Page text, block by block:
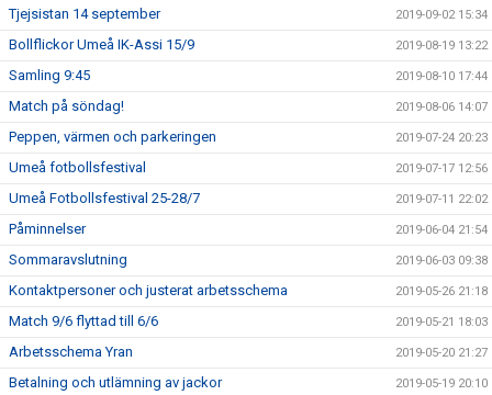
Tjejsistan 14 september 2019-09-02 15:34
Bollflickor Umeå IK-Assi 15/9 2019-08-19 13:22
Samling 9:45 2019-08-10 17:44
Match på söndag! 2019-08-06 14:07
Peppen, värmen och parkeringen 2019-07-24 20:23
Umeå fotbollsfestival 2019-07-17 12:56
Umeå Fotbollsfestival 25-28/7 2019-07-11 22:02
Påminnelser 2019-06-04 21:54
Sommaravslutning 2019-06-03 09:38
Kontaktpersoner och justerat arbetsschema 2019-05-26 21:18
Match 9/6 flyttad till 6/6 2019-05-21 18:03
Arbetsschema Yran 2019-05-20 21:27
Betalning och utlämning av jackor 2019-05-19 20:10